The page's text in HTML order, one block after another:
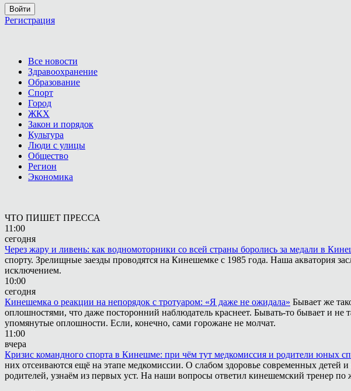
Войти
Регистрация
Все новости
Здравоохранение
Образование
Спорт
Город
ЖКХ
Закон и порядок
Культура
Люди с улицы
Общество
Регион
Экономика
ЧТО ПИШЕТ ПРЕССА
11:00
сегодня
Через жару и ливень: как водномоторники со всей страны боролись за медали в
спорту. Зрелищные заезды проводятся на Кинешемке с 1985 года. Наша акватория
исключением.
10:00
сегодня
Кинешемка о реакции на непорядок с тротуаром: «Я даже не ожидала» Бывает же
оплошностями, что даже посторонний наблюдатель краснеет. Бывать-то бывает и
упомянутые оплошности. Если, конечно, сами горожане не молчат.
11:00
вчера
Кризис командного спорта в Кинешме: при чём тут медкомиссия и родители юных
них отсеиваются ещё на этапе медкомиссии. О слабом здоровье современных
родителей, узнаём из первых уст. На наши вопросы ответил кинешемский тренер